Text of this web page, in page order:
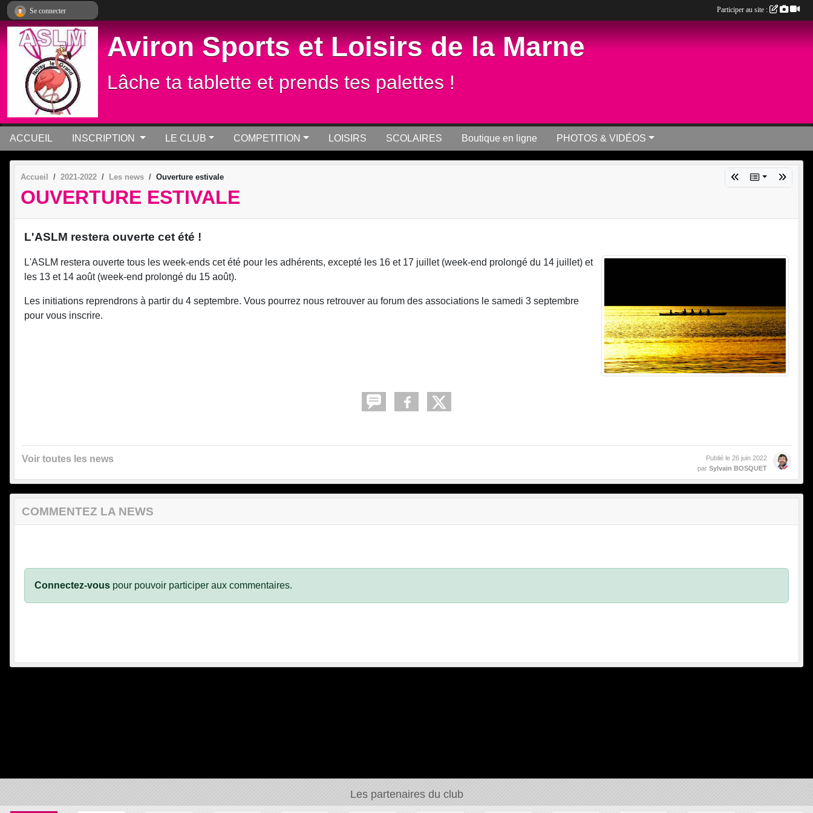
Aviron Sports et Loisirs de la Marne
Lâche ta tablette et prends tes palettes !
ACCUEIL INSCRIPTION LE CLUB COMPETITION LOISIRS SCOLAIRES Boutique en ligne PHOTOS & VIDÉOS
Accueil 2021-2022 Les news Ouverture estivale
OUVERTURE ESTIVALE
L'ASLM restera ouverte cet été !
L'ASLM restera ouverte tous les week-ends cet été pour les adhérents, excepté les 16 et 17 juillet (week-end prolongé du 14 juillet) et
les 13 et 14 août (week-end prolongé du 15 août).
Les initiations reprendrons à partir du 4 septembre. Vous pourrez nous retrouver au forum des associations le samedi 3 septembre
pour vous inscrire.
Voir toutes les news Publié le 26 juin 2022
par Sylvain BOSQUET
COMMENTEZ LA NEWS
Connectez-vous pour pouvoir participer aux commentaires.
Les partenaires du club
Se connecter Participer au site :
Panneau de gestion des cookies